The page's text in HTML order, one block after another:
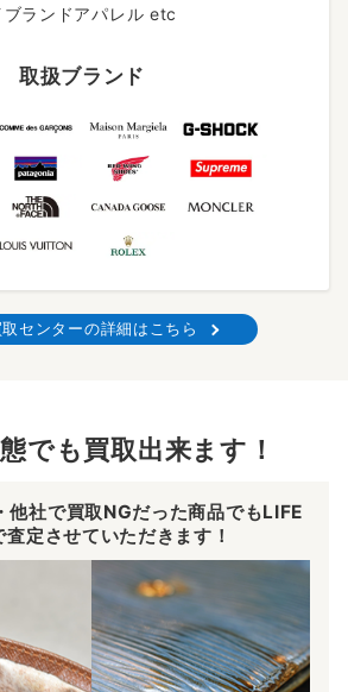
ブランドアパレル etc
取扱ブランド
センターの詳細はこちら
でも買取出来ます！
他社で買取NGだった商品でもLIFE
査定させていただきます！